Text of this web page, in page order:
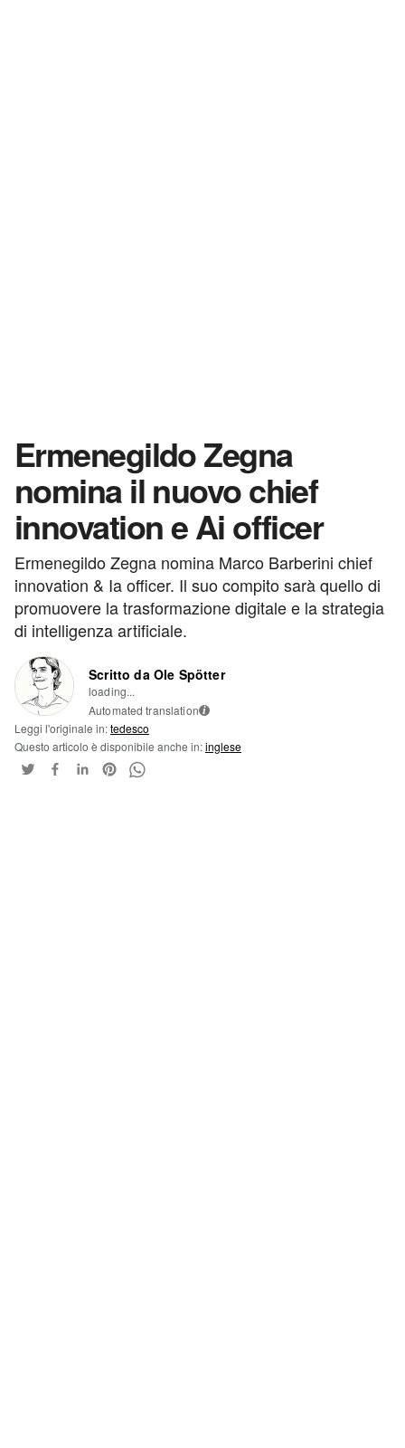
Ermenegildo Zegna
nomina il nuovo chief
innovation e Ai officer
Ermenegildo Zegna nomina Marco Barberini chief
innovation & Ia officer. Il suo compito sarà quello di
promuovere la trasformazione digitale e la strategia
di intelligenza artificiale.
Scritto da Ole Spötter
loading...
Automated translation i
Leggi l'originale in:tedesco
Questo articolo è disponibile anche in:inglese